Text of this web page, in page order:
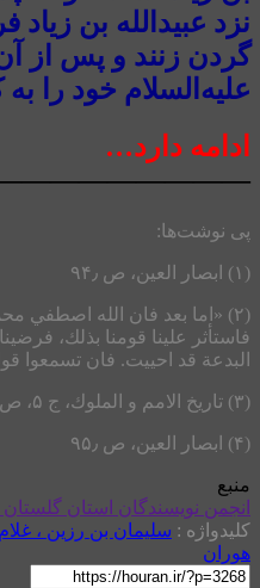
نزد عبيدالله بن
گردن زنند و پس از
عليه‌السلام خود را به
ادامه دارد…
پی نوشت‌ها:
(۱) ابصار العين، ص ۹۴٫
(۲) «اما بعد فان الله اصطفي
فاستأثر علينا قومنا بذلك،
البدعة قد احييت. فان تسمعوا
(۳) تاريخ الامم و الملوك، ج ۵، ص ۳۵۷٫
(۴) ابصار العين، ص ۹۵٫
منبع
انجمن نویسندگان استان
کلیدواژه : سليمان بن رزين ،
هوران